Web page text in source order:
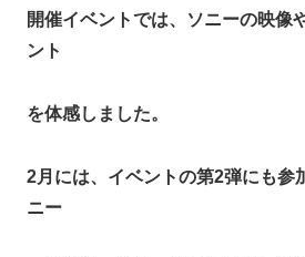
開催イベントでは、ソニーの映像
ント
を体感しました。
2月には、イベントの第2弾にも参
ニー